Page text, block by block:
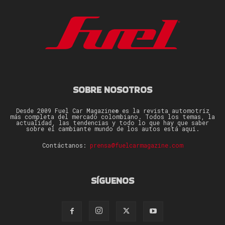
SOBRE NOSOTROS
Desde 2009 Fuel Car Magazine® es la revista automotriz
más completa del mercado colombiano. Todos los temas, la
actualidad, las tendencias y todo lo que hay que saber
sobre el cambiante mundo de los autos está aquí.
Contáctanos: prensa@fuelcarmagazine.com
SÍGUENOS